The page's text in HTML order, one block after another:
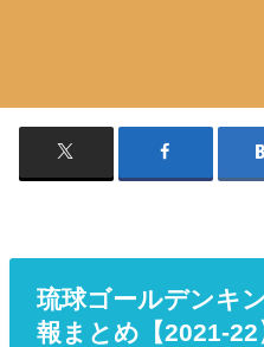
琉球ゴールデンキ
報まとめ【2021-22